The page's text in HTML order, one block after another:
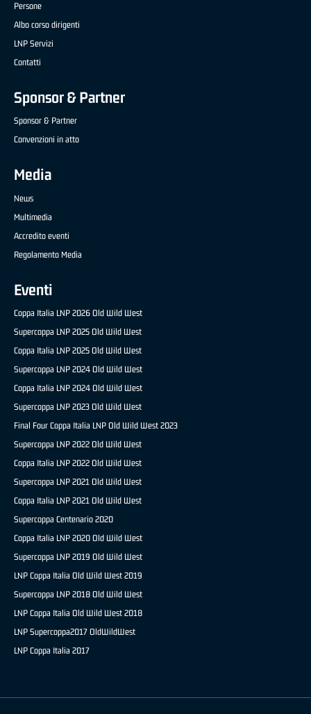
Persone
Albo corso dirigenti
LNP Servizi
Contatti
Sponsor & Partner
Sponsor & Partner
Convenzioni in atto
Media
News
Multimedia
Accredito eventi
Regolamento Media
Eventi
Coppa Italia LNP 2026 Old Wild West
Supercoppa LNP 2025 Old Wild West
Coppa Italia LNP 2025 Old Wild West
Supercoppa LNP 2024 Old Wild West
Coppa Italia LNP 2024 Old Wild West
Supercoppa LNP 2023 Old Wild West
Final Four Coppa Italia LNP Old Wild West 2023
Supercoppa LNP 2022 Old Wild West
Coppa Italia LNP 2022 Old Wild West
Supercoppa LNP 2021 Old Wild West
Coppa Italia LNP 2021 Old Wild West
Supercoppa Centenario 2020
Coppa Italia LNP 2020 Old Wild West
Supercoppa LNP 2019 Old Wild West
LNP Coppa Italia Old Wild West 2019
Supercoppa LNP 2018 Old Wild West
LNP Coppa Italia Old Wild West 2018
LNP Supercoppa2017 OldWildWest
LNP Coppa Italia 2017